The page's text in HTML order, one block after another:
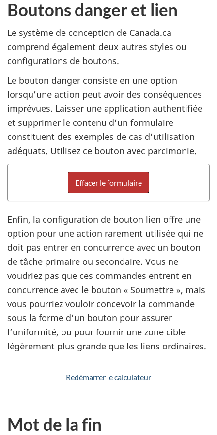
Boutons danger et lien
Le système de conception de Canada.ca
comprend également deux autres styles ou
configurations de boutons.
Le bouton danger consiste en une option
lorsqu’une action peut avoir des conséquences
imprévues. Laisser une application authentifiée
et supprimer le contenu d’un formulaire
constituent des exemples de cas d’utilisation
adéquats. Utilisez ce bouton avec parcimonie.
Effacer le formulaire
Enfin, la configuration de bouton lien offre une
option pour une action rarement utilisée qui ne
doit pas entrer en concurrence avec un bouton
de tâche primaire ou secondaire. Vous ne
voudriez pas que ces commandes entrent en
concurrence avec le bouton « Soumettre », mais
vous pourriez vouloir concevoir la commande
sous la forme d’un bouton pour assurer
l’uniformité, ou pour fournir une zone cible
légèrement plus grande que les liens ordinaires.
Redémarrer le calculateur
Mot de la fin